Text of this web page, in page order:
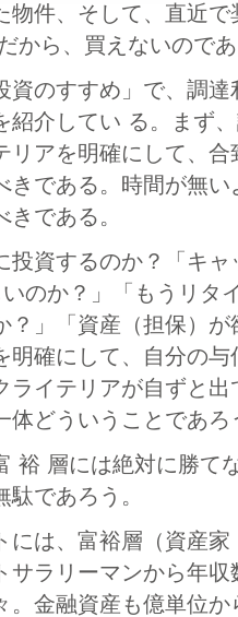
物件、そして、直近
から、買えないので
資のすすめ」で、調
紹介してい る。まず
リアを明確にして、
きである。時間が無
である。
投資するのか？「キ
のか？」「もうリタ
？」「資産（担保）
明確にして、自分の
ライテリアが自ずと
体どういうことであろ
裕 層には絶対に勝て
であろう。
には、富裕層（資産
サラリーマンから年
。金融資産も億単位